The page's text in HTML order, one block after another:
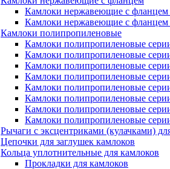
Камлоки нержавеющие с фланцем
Камлоки нержавеющие с фланцем
Камлоки полипропиленовые
Камлоки полипропиленовые
Камлоки полипропиленовые
Камлоки полипропиленовые
Камлоки полипропиленовые
Камлоки полипропиленовые
Камлоки полипропиленовые
Камлоки полипропиленовые
Камлоки полипропиленовые
Рычаги с эксцентриками (кулачками)
Цепочки для заглушек камлоков
Кольца уплотнительные для камлоков
Прокладки для камлоков